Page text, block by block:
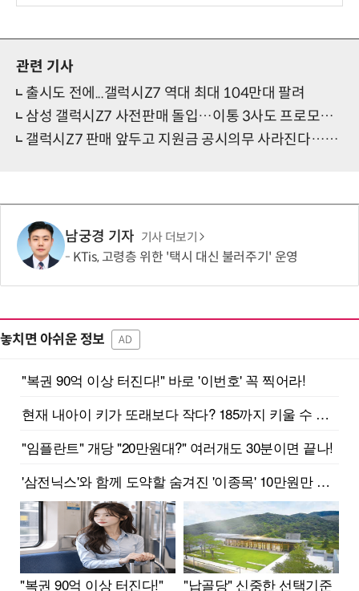
관련 기사
출시도 전에...갤럭시Z7 역대 최대 104만대 팔려
삼성 갤럭시Z7 사전판매 돌입…이통 3사도 프로모션 경쟁
갤럭시Z7 판매 앞두고 지원금 공시의무 사라진다…이통사 “전략 고민중”
남궁경 기자 기사 더보기
KTis, 고령층 위한 '택시 대신 불러주기' 운영
놓치면 아쉬운 정보 AD